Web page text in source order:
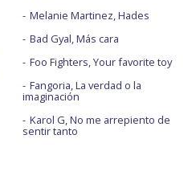
Melanie Martinez, Hades
Bad Gyal, Más cara
Foo Fighters, Your favorite toy
Fangoria, La verdad o la
imaginación
Karol G, No me arrepiento de
sentir tanto